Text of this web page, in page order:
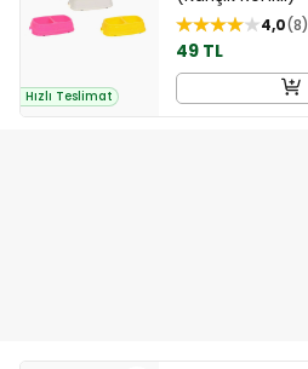
Hızlı Teslimat
4,0 8
49 TL